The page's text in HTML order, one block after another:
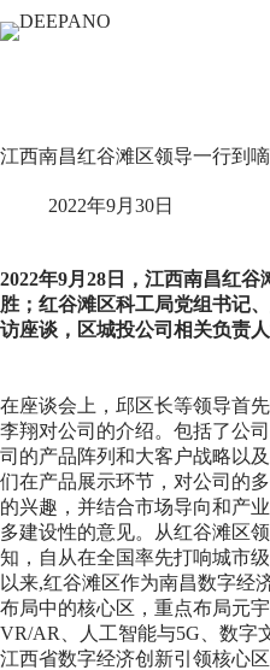
江西南昌红谷滩区领导一行到
2022年9月30日
2022年9月28日，江西南昌红
胜；红谷滩区科工局党组书记
访座谈，区城投公司相关负责
在座谈会上，邱区长等领导首
李翔对公司的介绍。包括了公
司的产品阵列和大客户战略以
们在产品展示环节，对公司的
的兴趣，并结合市场导向和产
多建设性的意见。从红谷滩区
知，自从在全国率先打响城市
以来,红谷滩区作为南昌数字经
布局中的核心区，重点布局元宇
VR/AR、人工智能与5G、数字
江西省数字经济创新引领核心